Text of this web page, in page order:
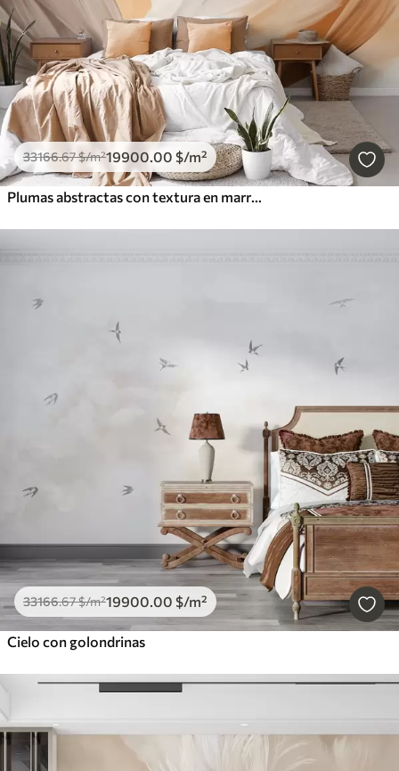
33166.67$/m²19900.00 $/m²
Plumas abstractas con textura en marrón, blanco y gris y varios tonos, superpuestas sobre un fondo blanco
33166.67$/m²19900.00 $/m²
Cielo con golondrinas